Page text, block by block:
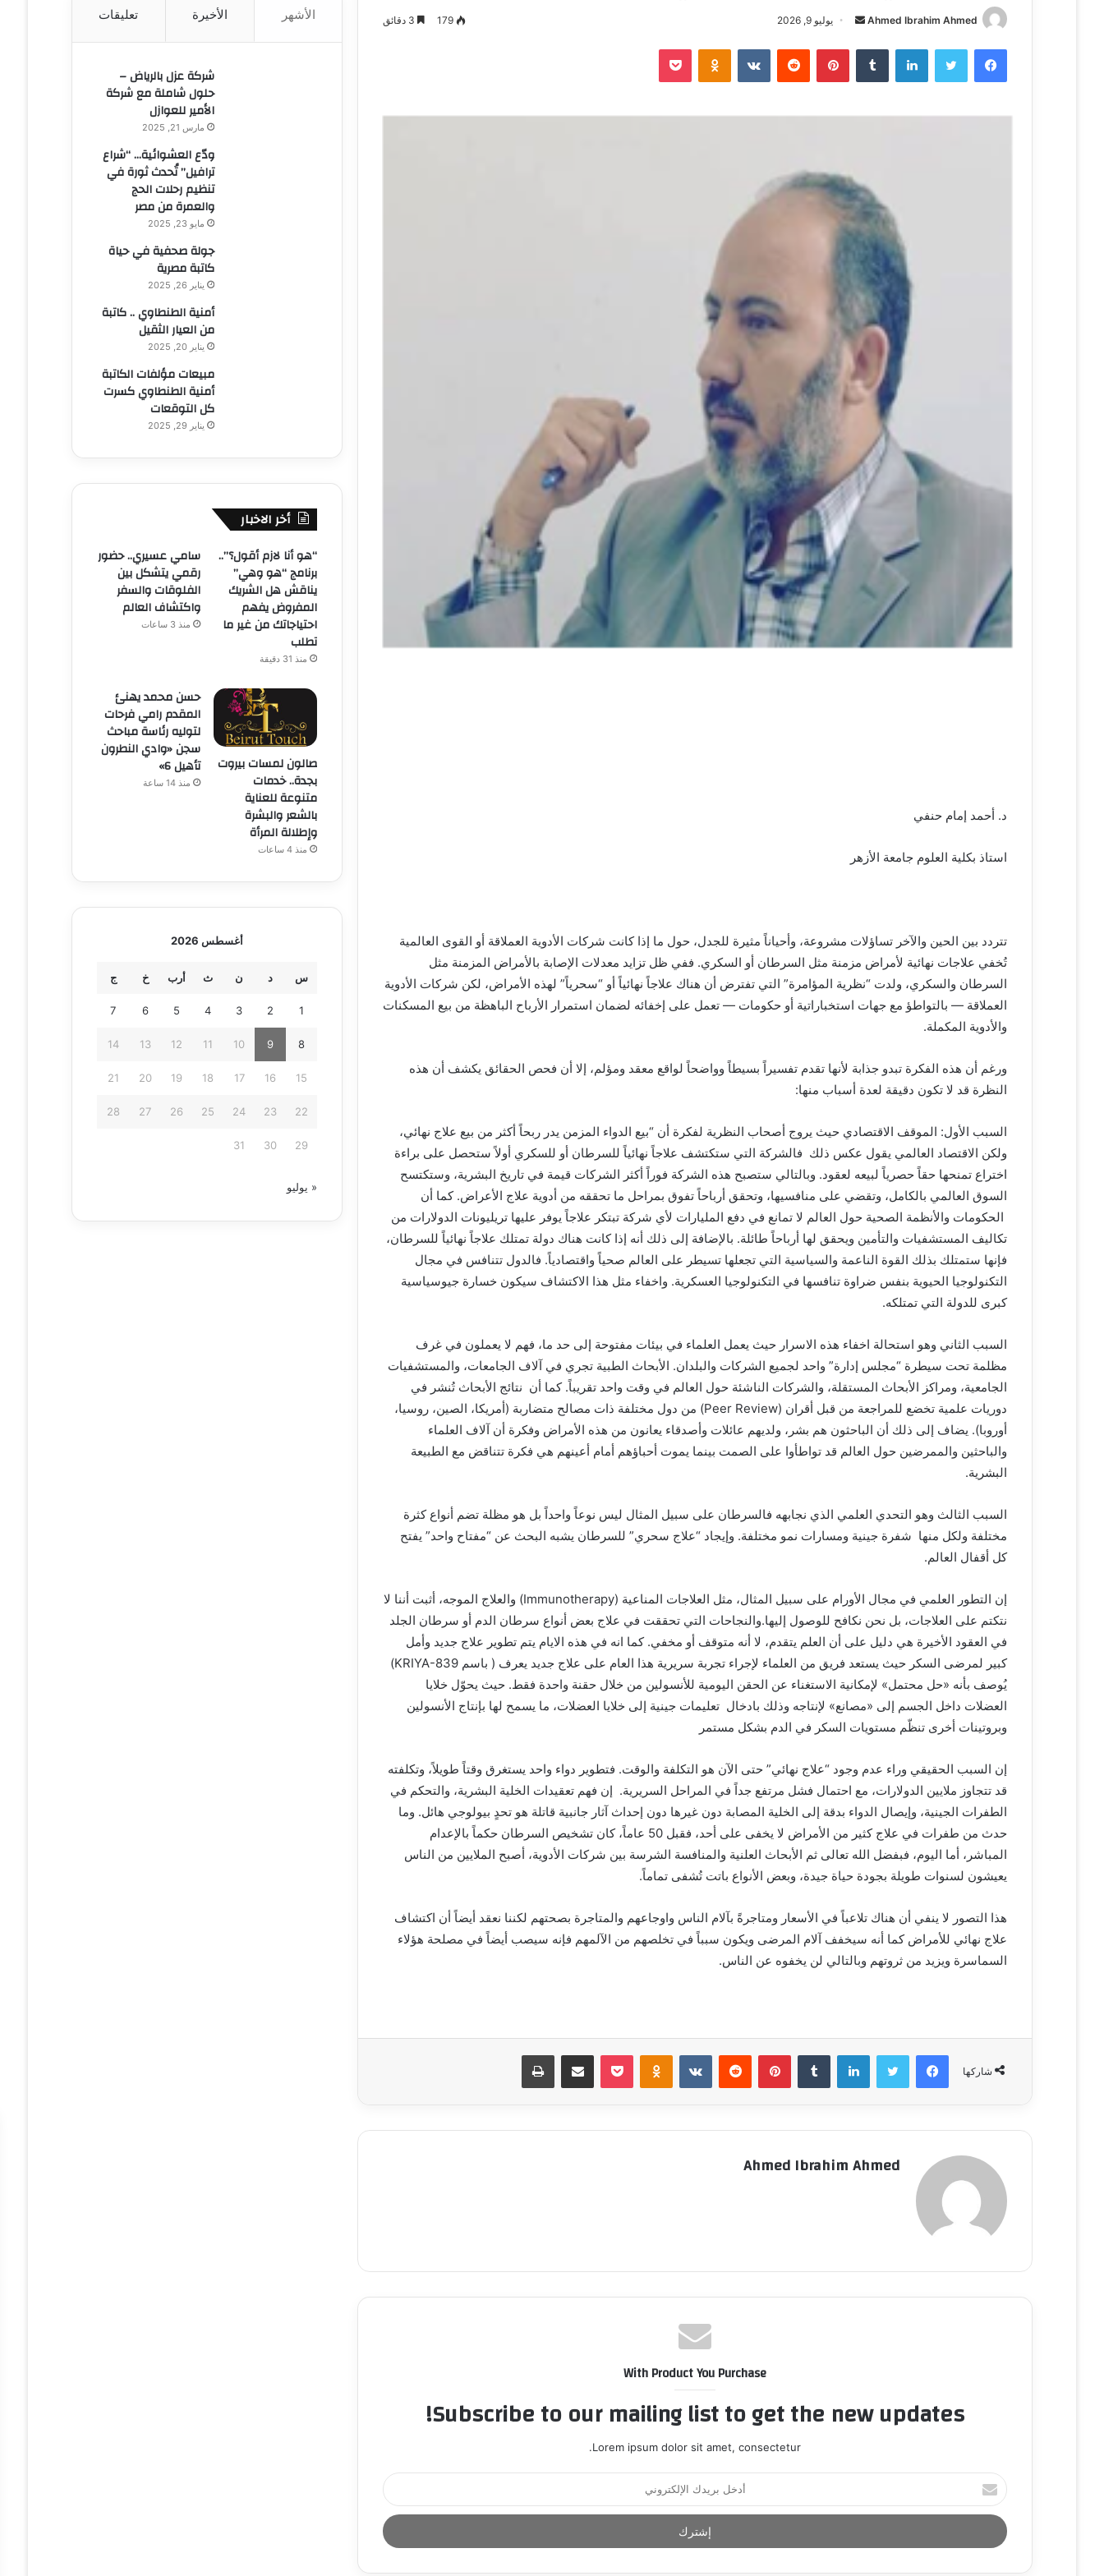
Ahmed Ibrahim Ahmed
أ
ل
ر
ا
ك
ا
يوليو 9, 2026 179 3 دقائق
فيسبوك تويتر لينكدإن ‏Tumblr بينتيريست ‏Reddit
‏VKontakte
Odnoklassniki بوكيت
د. أحمد إمام حنفي
استاذ بكلية العلوم جامعة الأزهر
تتردد بين الحين والآخر تساؤلات مشروعة، وأحياناً مثيرة للجدل، حول ما إذا كانت شركات الأدوية العملاقة أو القوى العالمية
تُخفي علاجات نهائية لأمراض مزمنة مثل السرطان أو السكري. ففي ظل تزايد معدلات الإصابة بالأمراض المزمنة مثل
السرطان والسكري، ولدت “نظرية المؤامرة” التي تفترض أن هناك علاجاً نهائياً أو “سحرياً” لهذه الأمراض، لكن شركات الأدوية
العملاقة — بالتواطؤ مع جهات استخباراتية أو حكومات — تعمل على إخفائه لضمان استمرار الأرباح الباهظة من بيع المسكنات
والأدوية المكملة.
ورغم أن هذه الفكرة تبدو جذابة لأنها تقدم تفسيراً بسيطاً وواضحاً لواقع معقد ومؤلم، إلا أن فحص الحقائق يكشف أن هذه
النظرة قد لا تكون دقيقة لعدة أسباب منها:
السبب الأول: الموقف الاقتصادي حيث يروج أصحاب النظرية لفكرة أن “بيع الدواء المزمن يدر ربحاً أكثر من بيع علاج نهائي،
ولكن الاقتصاد العالمي يقول عكس ذلك فالشركة التي ستكتشف علاجاً نهائياً للسرطان أو للسكري أولاً ستحصل على براءة
اختراع تمنحها حقاً حصرياً لبيعه لعقود. وبالتالي ستصبح هذه الشركة فوراً أكثر الشركات قيمة في تاريخ البشرية، وستكتسح
السوق العالمي بالكامل، وتقضي على منافسيها، وتحقق أرباحاً تفوق بمراحل ما تحققه من أدوية علاج الأعراض. كما أن
الحكومات والأنظمة الصحية حول العالم لا تمانع في دفع المليارات لأي شركة تبتكر علاجاً يوفر عليها تريليونات الدولارات من
تكاليف المستشفيات والتأمين ويحقق لها أرباحاً طائلة. بالإضافة إلى ذلك أنه إذا كانت هناك دولة تمتلك علاجاً نهائياً للسرطان،
فإنها ستمتلك بذلك القوة الناعمة والسياسية التي تجعلها تسيطر على العالم صحياً واقتصادياً. فالدول تتنافس في مجال
التكنولوجيا الحيوية بنفس ضراوة تنافسها في التكنولوجيا العسكرية. واخفاء مثل هذا الاكتشاف سيكون خسارة جيوسياسية
كبرى للدولة التي تمتلكه.
السبب الثاني وهو استحالة اخفاء هذه الاسرار حيث يعمل العلماء في بيئات مفتوحة إلى حد ما، فهم لا يعملون في غرف
مظلمة تحت سيطرة “مجلس إدارة” واحد لجميع الشركات والبلدان. الأبحاث الطبية تجري في آلاف الجامعات، والمستشفيات
الجامعية، ومراكز الأبحاث المستقلة، والشركات الناشئة حول العالم في وقت واحد تقريباً. كما أن نتائج الأبحاث تُنشر في
دوريات علمية تخضع للمراجعة من قبل أقران (Peer Review) من دول مختلفة ذات مصالح متضاربة (أمريكا، الصين، روسيا،
أوروبا). يضاف إلى ذلك أن الباحثون هم بشر، ولديهم عائلات وأصدقاء يعانون من هذه الأمراض وفكرة أن آلاف العلماء
والباحثين والممرضين حول العالم قد تواطأوا على الصمت بينما يموت أحباؤهم أمام أعينهم هي فكرة تتناقض مع الطبيعة
البشرية.
السبب الثالث وهو التحدي العلمي الذي نجابهه فالسرطان على سبيل المثال ليس نوعاً واحداً بل هو مظلة تضم أنواع كثرة
مختلفة ولكل منها شفرة جينية ومسارات نمو مختلفة. وإيجاد “علاج سحري” للسرطان يشبه البحث عن “مفتاح واحد” يفتح
كل أقفال العالم.
إن التطور العلمي في مجال الأورام على سبيل المثال، مثل العلاجات المناعية (Immunotherapy) والعلاج الموجه، أثبت أننا لا
نتكتم على العلاجات، بل نحن نكافح للوصول إليها.والنجاحات التي تحققت في علاج بعض أنواع سرطان الدم أو سرطان الجلد
في العقود الأخيرة هي دليل على أن العلم يتقدم، لا أنه متوقف أو مخفي. كما انه في هذه الايام يتم تطوير علاج جديد وأمل
كبير لمرضى السكر حيث يستعد فريق من العلماء لإجراء تجربة سريرية هذا العام على علاج جديد يعرف ( باسم KRIYA-839)
يُوصف بأنه «حل محتمل» لإمكانية الاستغناء عن الحقن اليومية للأنسولين من خلال حقنة واحدة فقط. حيث يحوّل خلايا
العضلات داخل الجسم إلى «مصانع» لإنتاجه وذلك بادخال تعليمات جينية إلى خلايا العضلات، ما يسمح لها بإنتاج الأنسولين
وبروتينات أخرى تنظّم مستويات السكر في الدم بشكل مستمر
إن السبب الحقيقي وراء عدم وجود “علاج نهائي” حتى الآن هو التكلفة والوقت. فتطوير دواء واحد يستغرق وقتاً طويلاً، وتكلفته
قد تتجاوز ملايين الدولارات، مع احتمال فشل مرتفع جداً في المراحل السريرية. إن فهم تعقيدات الخلية البشرية، والتحكم في
الطفرات الجينية، وإيصال الدواء بدقة إلى الخلية المصابة دون غيرها دون إحداث آثار جانبية قاتلة هو تحدٍ بيولوجي هائل. وما
حدث من طفرات في علاج كثير من الأمراض لا يخفى على أحد، فقبل 50 عاماً، كان تشخيص السرطان حكماً بالإعدام
المباشر، أما اليوم، فبفضل الله تعالى ثم الأبحاث العلنية والمنافسة الشرسة بين شركات الأدوية، أصبح الملايين من الناس
يعيشون لسنوات طويلة بجودة حياة جيدة، وبعض الأنواع باتت تُشفى تماماً.
هذا التصور لا ينفي أن هناك تلاعباً في الأسعار ومتاجرةً بآلام الناس واوجاعهم والمتاجرة بصحتهم لكننا نعقد أيضاً أن اكتشاف
علاج نهائي للأمراض كما أنه سيخفف آلام المرضى ويكون سبباً في تخلصهم من الآلمهم فإنه سيصب أيضاً في مصلحة هؤلاء
السماسرة ويزيد من ثروتهم وبالتالي لن يخفوه عن الناس.
شاركها
فيسبوك تويتر لينكدإن ‏Tumblr بينتيريست ‏Reddit
‏VKontakte
Odnoklassniki بوكيت مشاركة عبر البريد طباعة
Ahmed Ibrahim Ahmed
With Product You Purchase
Subscribe to our mailing list to get the new updates!
Lorem ipsum dolor sit amet, consectetur.
أ
د
خ
ل
الأشهر الأخيرة تعليقات
شركة عزل بالرياض –
حلول شاملة مع شركة
الأمير للعوازل
مارس 21, 2025
ودّع العشوائية… “شراع
ترافيل” تُحدث ثورة في
تنظيم رحلات الحج
والعمرة من مصر
مايو 23, 2025
جولة صحفية في حياة
كاتبة مصرية
يناير 26, 2025
أمنية الطنطاوي .. كاتبة
من العيار الثقيل
يناير 20, 2025
مبيعات مؤلفات الكاتبة
أمنية الطنطاوي كسرت
كل التوقعات
يناير 29, 2025
أخر الاخبار
“هو أنا لازم أقول؟”..
برنامج “هو وهي”
يناقش هل الشريك
المفروض يفهم
احتياجاتك من غير ما
تطلب
منذ 31 دقيقة
سامي عسيري.. حضور
رقمي يتشكل بين
الفلوقات والسفر
واكتشاف العالم
منذ 3 ساعات
صالون لمسات بيروت
بجدة.. خدمات
متنوعة للعناية
بالشعر والبشرة
وإطلالة المرأة
منذ 4 ساعات
حسن محمد يهنئ
المقدم رامي فرحات
لتوليه رئاسة مباحث
سجن «وادي النطرون
تأهيل 6»
منذ 14 ساعة
أغسطس 2026
س د ن ث أرب خ ج
1
2
3
4
5
6
7
8
9
10
11
12
13
14
15
16
17
18
19
20
21
22
23
24
25
26
27
28
29
30
31
« يوليو